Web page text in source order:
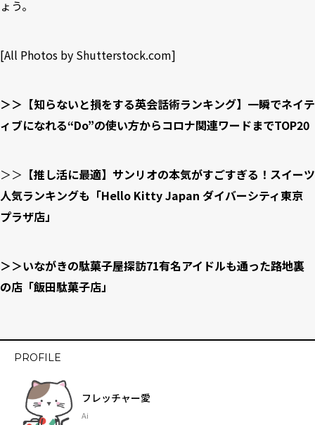
ょう。
[All Photos by Shutterstock.com]
＞＞【知らないと損をする英会話術ランキング】一瞬でネイテ
ィブになれる“Do”の使い方からコロナ関連ワードまでTOP20
＞＞ 【推し活に最適】サンリオの本気がすごすぎる！スイーツ
人気ランキングも「Hello Kitty Japan ダイバーシティ東京
プラザ店」
＞＞いながきの駄菓子屋探訪71有名アイドルも通った路地裏
の店「飯田駄菓子店」
PROFILE
フレッチャー愛
Ai